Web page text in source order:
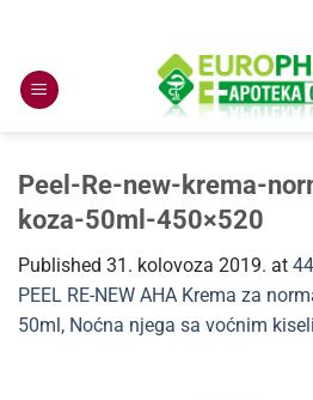
content
Peel-Re-new-krema-
koza-50ml-450×520
Published 31. kolovoza 2019. at
PEEL RE-NEW AHA Krema za
50ml, Noćna njega sa voćnim